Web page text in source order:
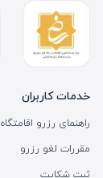
خدمات کاربران
راهنمای رزرو اقامتگاه
مقررات لغو رزرو
ثبت شکایت